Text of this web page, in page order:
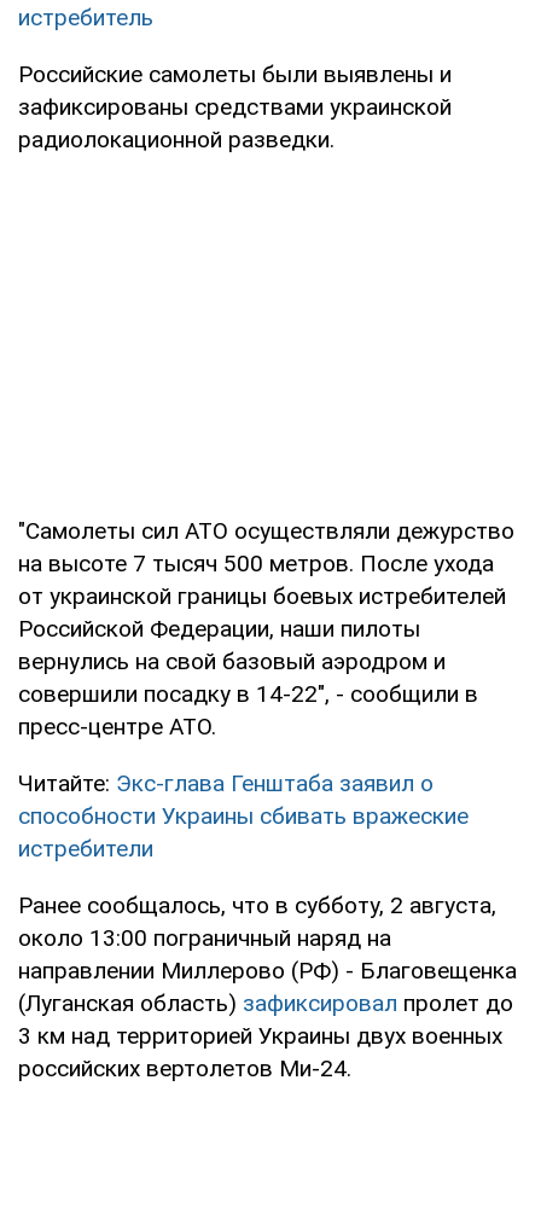
истребитель
Российские самолеты были выявлены и
зафиксированы средствами украинской
радиолокационной разведки.
"Самолеты сил АТО осуществляли дежурство
на высоте 7 тысяч 500 метров. После ухода
от украинской границы боевых истребителей
Российской Федерации, наши пилоты
вернулись на свой базовый аэродром и
совершили посадку в 14-22", - сообщили в
пресс-центре АТО.
Читайте: Экс-глава Генштаба заявил о
способности Украины сбивать вражеские
истребители
Ранее сообщалось, что в субботу, 2 августа,
около 13:00 пограничный наряд на
направлении Миллерово (РФ) - Благовещенка
(Луганская область) зафиксировал пролет до
3 км над территорией Украины двух военных
российских вертолетов Ми-24.